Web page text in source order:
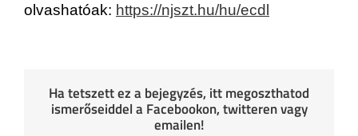
olvashatóak: https://njszt.hu/hu/ecdl
Ha tetszett ez a bejegyzés, itt megoszthatod
ismerőseiddel a Facebookon, twitteren vagy
emailen!